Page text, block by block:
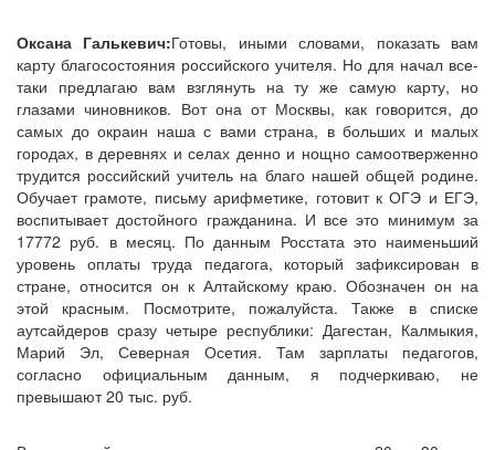
Оксана Галькевич:Готовы, иными словами, показать вам
карту благосостояния российского учителя. Но для начал все-
таки предлагаю вам взглянуть на ту же самую карту, но
глазами чиновников. Вот она от Москвы, как говорится, до
самых до окраин наша с вами страна, в больших и малых
городах, в деревнях и селах денно и нощно самоотверженно
трудится российский учитель на благо нашей общей родине.
Обучает грамоте, письму арифметике, готовит к ОГЭ и ЕГЭ,
воспитывает достойного гражданина. И все это минимум за
17772 руб. в месяц. По данным Росстата это наименьший
уровень оплаты труда педагога, который зафиксирован в
стране, относится он к Алтайскому краю. Обозначен он на
этой красным. Посмотрите, пожалуйста. Также в списке
аутсайдеров сразу четыре республики: Дагестан, Калмыкия,
Марий Эл, Северная Осетия. Там зарплаты педагогов,
согласно официальным данным, я подчеркиваю, не
превышают 20 тыс. руб.